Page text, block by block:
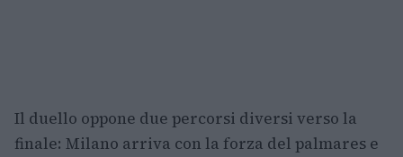
Il duello oppone due percorsi diversi verso la
finale: Milano arriva con la forza del palmares e